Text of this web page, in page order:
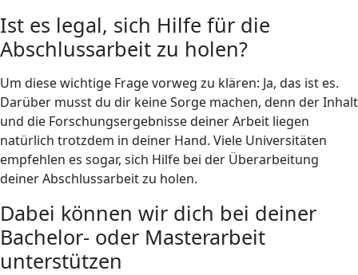
Ist es legal, sich Hilfe für die
Abschlussarbeit zu holen?
Um diese wichtige Frage vorweg zu klären: Ja, das ist es.
Darüber musst du dir keine Sorge machen, denn der Inhalt
und die Forschungsergebnisse deiner Arbeit liegen
natürlich trotzdem in deiner Hand. Viele Universitäten
empfehlen es sogar, sich Hilfe bei der Überarbeitung
deiner Abschlussarbeit zu holen.
Dabei können wir dich bei deiner
Bachelor- oder Masterarbeit
unterstützen